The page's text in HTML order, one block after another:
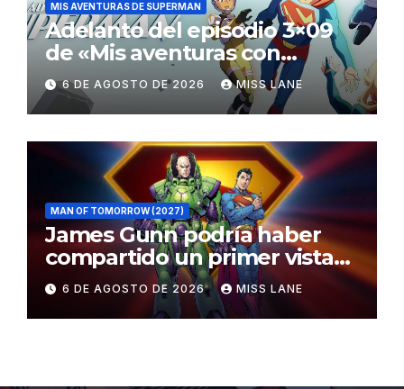
MIS AVENTURAS DE SUPERMAN
Adelanto del episodio 3×09
de «Mis aventuras con
Superman»
6 DE AGOSTO DE 2026 MISS LANE
MAN OF TOMORROW (2027)
James Gunn podría haber
compartido un primer vistazo
al traje de Brainiac
6 DE AGOSTO DE 2026 MISS LANE